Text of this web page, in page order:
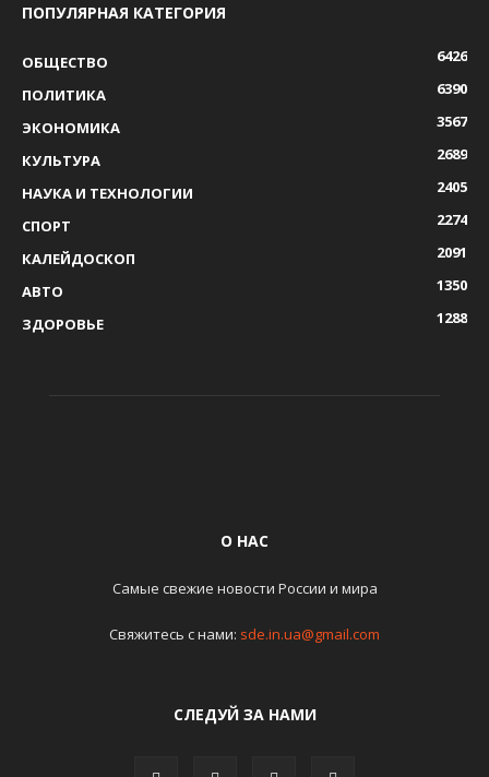
ПОПУЛЯРНАЯ КАТЕГОРИЯ
ОБЩЕСТВО
6426
ПОЛИТИКА
6390
ЭКОНОМИКА
3567
КУЛЬТУРА
2689
НАУКА И ТЕХНОЛОГИИ
2405
СПОРТ
2274
КАЛЕЙДОСКОП
2091
АВТО
1350
ЗДОРОВЬЕ
1288
О НАС
Самые свежие новости России и мира
Свяжитесь с нами: sde.in.ua@gmail.com
СЛЕДУЙ ЗА НАМИ